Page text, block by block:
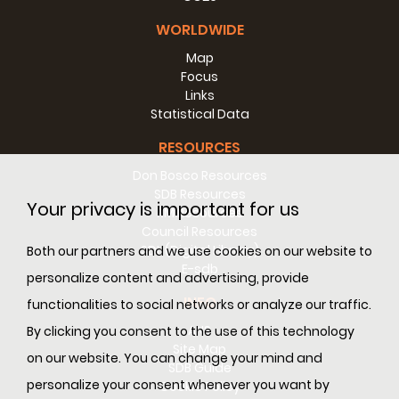
Your privacy is important for us
Both our partners and we use cookies on our website to
personalize content and advertising, provide
functionalities to social networks or analyze our traffic.
By clicking you consent to the use of this technology
on our website. You can change your mind and
personalize your consent whenever you want by
CG25. Ad esso si aggiunge il compito di dare compimento
all�orientamento operativo del CG24 (n. 191)� riguardo
delle strutture di governo, e dell�elezione del nuovo Rettor
Maggiore e dei membri del Consiglio Generale che
guideranno la Congregazione nel prossimo sessennio.
Il tema del Capitolo, �la comunit� salesiana oggi�
la vita fraterna,
la testimonianza evangelica,
la presenza animatrice tra i giovani,
l�animazione comunitaria.
partendo dall�esperienza delle comunit� locali e
individuando alcuni problemi di particolare rilievo che la
WORLDWIDE
Map
Focus
Links
Statistical Data
RESOURCES
RM Resources
SDL (Digital Library)
E-sdb
INFO
ANS
Site Map
SDB Guide
Cookie Policy